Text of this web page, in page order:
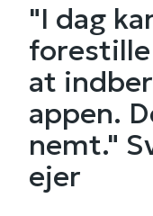
"I dag
at
appen.
nemt."
ejer